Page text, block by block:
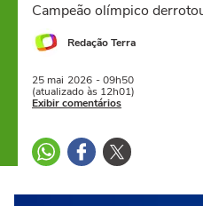
Campeão olímpico
Redação Terra
25 mai 2026 - 09h50
(atualizado às 12h01)
Exibir comentários